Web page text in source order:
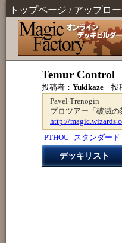
トップページ / アップロ
Temur Control
投稿者： Yukikaze 投
Pavel Trenogin
プロツアー「破滅の
http://
PTHOU
スタンダード
デッキリスト